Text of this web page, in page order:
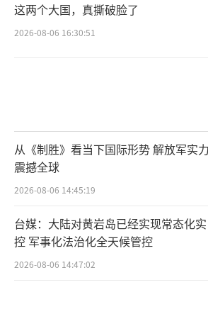
展望未来，东洋经济在线
据当前的日本政治格局可以
可能性较低，但若自民党在
旗鼓，团结保守势力，同时
民主党达成合作，可能重现
快速达成政策共识，但需突
益的重重壁垒。
这两个大国，真撕破脸了
2026-08-06 16:30:51
从《制胜》看当下国际形势 解放军实力
震撼全球
2026-08-06 14:45:19
台媒：大陆对黄岩岛已经实现常态化实
控 军事化法治化全天候管控
2026-08-06 14:47:02